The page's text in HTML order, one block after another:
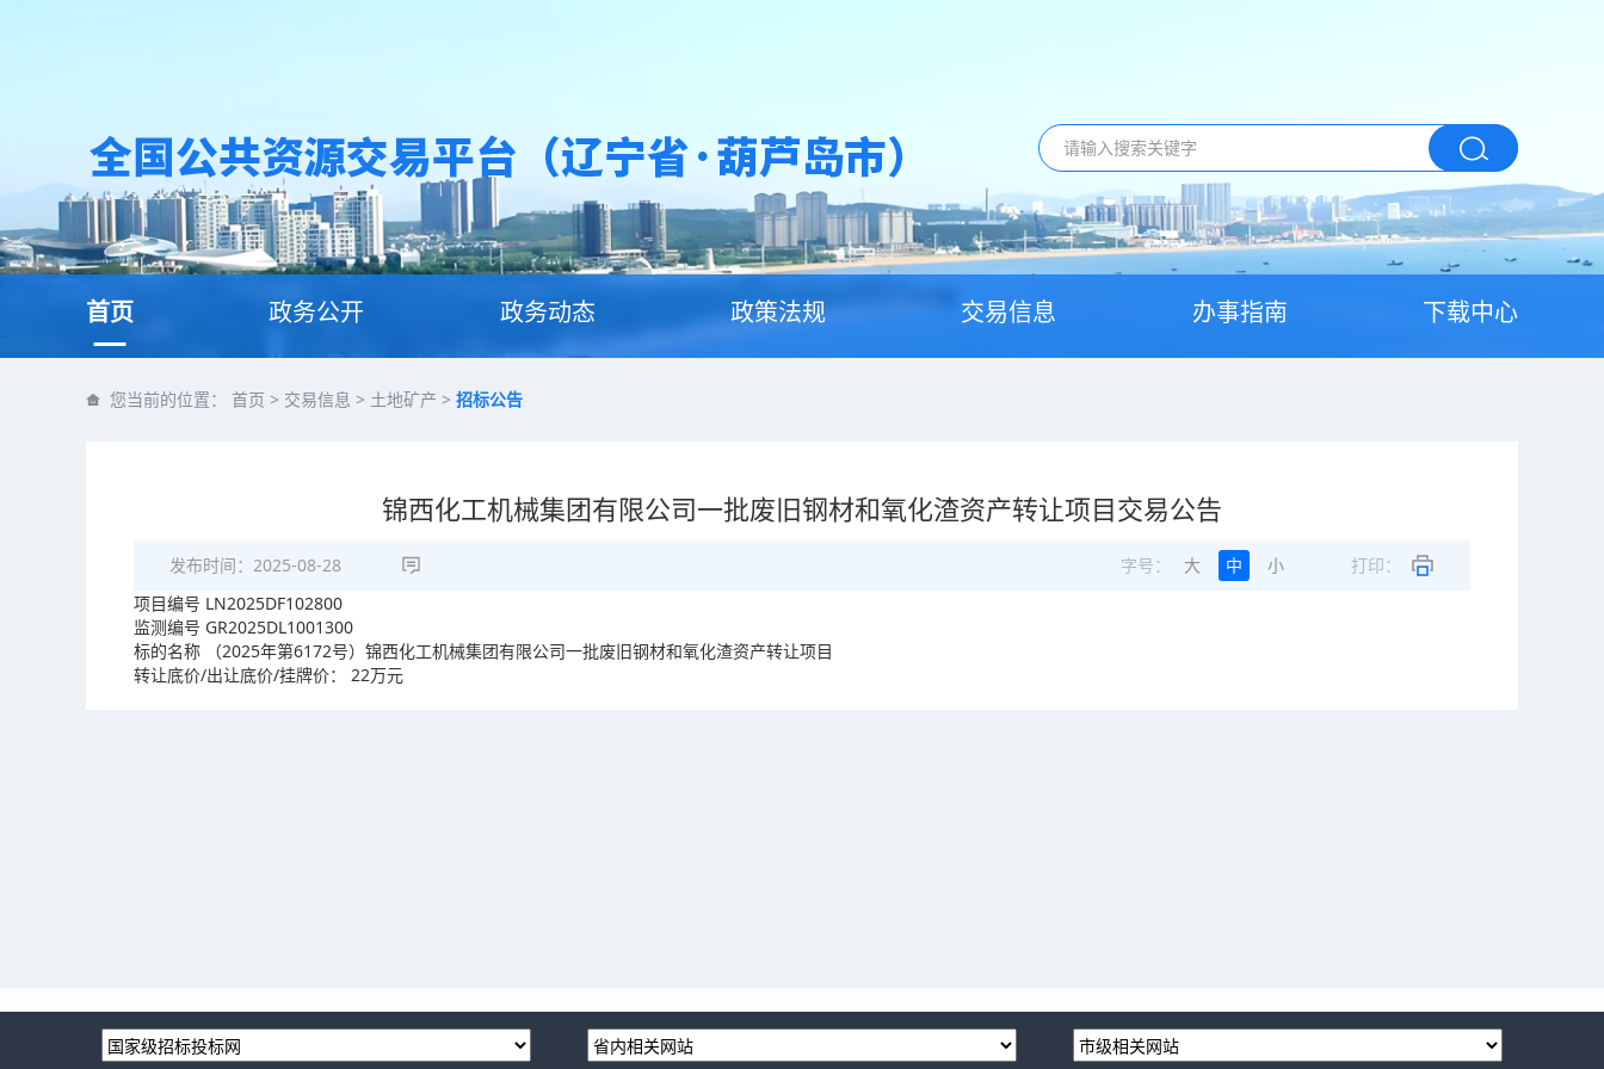
首页 政务公开 政务动态 政策法规 交易信息 办事指南 下载中心
您当前的位置： 首页 > 交易信息 > 土地矿产 > 招标公告
锦西化工机械集团有限公司一批废旧钢材和氧化渣资产转让项目交易公告
发布时间： 2025-08-28 字号： 大 中 小
打印：
项目编号 LN2025DF102800
监测编号 GR2025DL1001300
标的名称 （2025年第6172号）锦西化工机械集团有限公司一批废旧钢材和氧化渣资产转让项目
转让底价/出让底价/挂牌价： 22万元